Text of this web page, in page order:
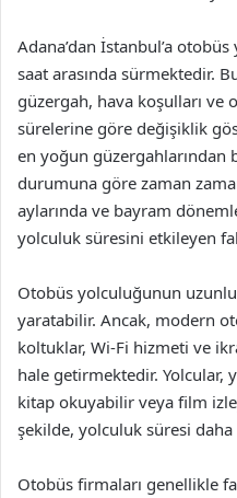
Adana’dan İstanbul’a
saat arasında sürmektedir.
güzergah, hava koşulları ve
sürelerine göre değişiklik
en yoğun güzergahlarından
durumuna göre zaman
aylarında ve bayram
yolculuk süresini etkileyen
Otobüs yolculuğunun
yaratabilir. Ancak, modern
koltuklar, Wi-Fi hizmeti ve
hale getirmektedir. Yolcular,
kitap okuyabilir veya film
şekilde, yolculuk süresi
Otobüs firmaları genellikle